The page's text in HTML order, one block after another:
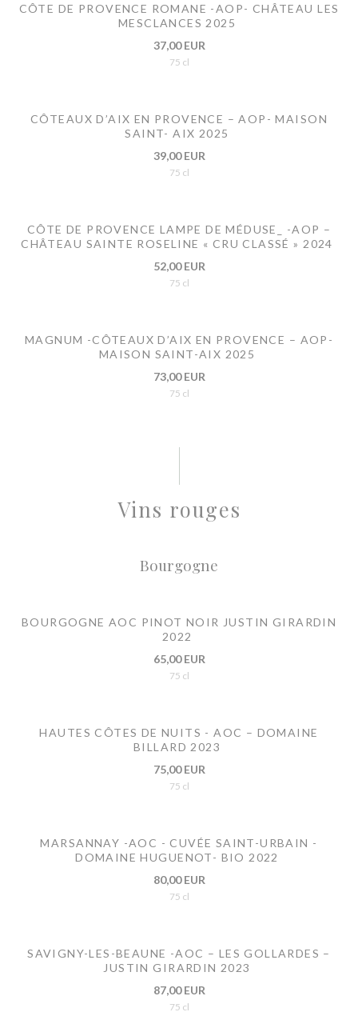
CÔTE DE PROVENCE ROMANE -AOP- CHÂTEAU LES
MESCLANCES 2025
37,00 EUR
75 cl
CÔTEAUX D’AIX EN PROVENCE – AOP- MAISON
SAINT- AIX 2025
39,00 EUR
75 cl
CÔTE DE PROVENCE LAMPE DE MÉDUSE_ -AOP –
CHÂTEAU SAINTE ROSELINE « CRU CLASSÉ » 2024
52,00 EUR
75 cl
MAGNUM -CÔTEAUX D’AIX EN PROVENCE – AOP-
MAISON SAINT-AIX 2025
73,00 EUR
75 cl
Vins rouges
Bourgogne
BOURGOGNE AOC PINOT NOIR JUSTIN GIRARDIN
2022
65,00 EUR
75 cl
HAUTES CÔTES DE NUITS - AOC – DOMAINE
BILLARD 2023
75,00 EUR
75 cl
MARSANNAY -AOC - CUVÉE SAINT-URBAIN -
DOMAINE HUGUENOT- BIO 2022
80,00 EUR
75 cl
SAVIGNY-LES-BEAUNE -AOC – LES GOLLARDES –
JUSTIN GIRARDIN 2023
87,00 EUR
75 cl